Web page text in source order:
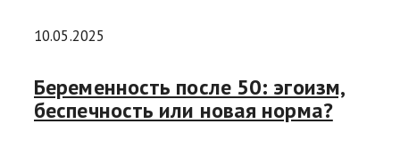
10.05.2025
Беременность после 50: эгоизм,
беспечность или новая норма?